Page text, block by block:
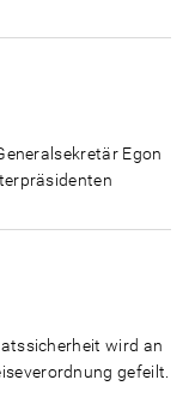
Egon
wird an
gefeilt.